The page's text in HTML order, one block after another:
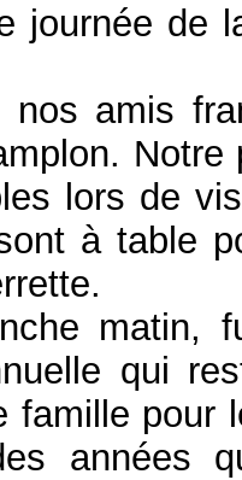
journée de
nos amis
lors de
à table
matin,
qui
famille pour
années